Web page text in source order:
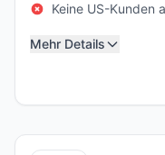
Keine US-Kunden
Mehr Details